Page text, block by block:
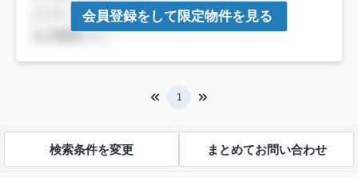
会員登録をして限定物件を見る
1
検索条件を変更 まとめてお問い合わせ